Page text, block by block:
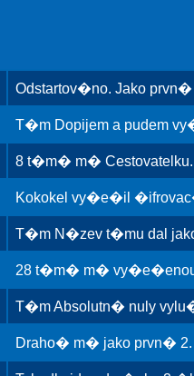
Odstartov�no. Jako
T�m Dopijem a pudem
8 t�m� m� Cestovatelku.
Kokokel vy�e�il
T�m N�zev t�mu dal
28 t�m� m�
T�m Absolutn� nuly
Draho� m� jako prvn�